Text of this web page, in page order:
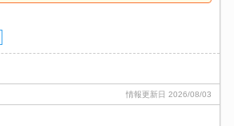
情報更新日 2026/08/03